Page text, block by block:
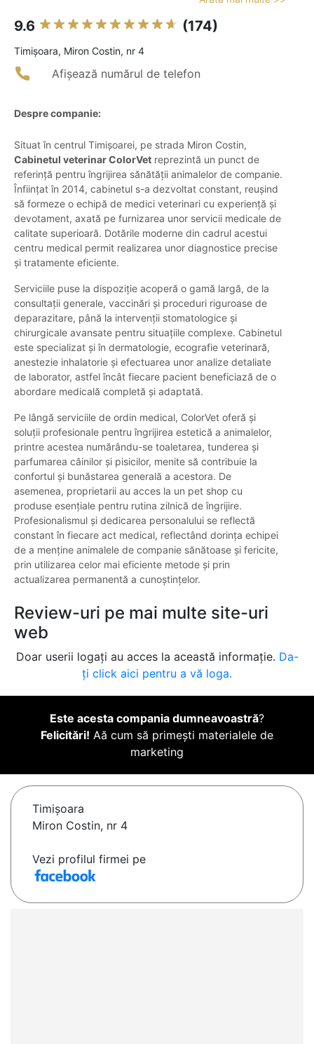
9.6 (174)
Timişoara, Miron Costin, nr 4
Afișează numărul de telefon
Despre companie:
Situat în centrul Timișoarei, pe strada Miron Costin,
Cabinetul veterinar ColorVet reprezintă un punct de
referință pentru îngrijirea sănătății animalelor de companie.
Înființat în 2014, cabinetul s-a dezvoltat constant, reușind
să formeze o echipă de medici veterinari cu experiență și
devotament, axată pe furnizarea unor servicii medicale de
calitate superioară. Dotările moderne din cadrul acestui
centru medical permit realizarea unor diagnostice precise
și tratamente eficiente.
Serviciile puse la dispoziție acoperă o gamă largă, de la
consultații generale, vaccinări și proceduri riguroase de
deparazitare, până la intervenții stomatologice și
chirurgicale avansate pentru situațiile complexe. Cabinetul
este specializat și în dermatologie, ecografie veterinară,
anestezie inhalatorie și efectuarea unor analize detaliate
de laborator, astfel încât fiecare pacient beneficiază de o
abordare medicală completă și adaptată.
Pe lângă serviciile de ordin medical, ColorVet oferă și
soluții profesionale pentru îngrijirea estetică a animalelor,
printre acestea numărându-se toaletarea, tunderea și
parfumarea câinilor și pisicilor, menite să contribuie la
confortul și bunăstarea generală a acestora. De
asemenea, proprietarii au acces la un pet shop cu
produse esențiale pentru rutina zilnică de îngrijire.
Profesionalismul și dedicarea personalului se reflectă
constant în fiecare act medical, reflectând dorința echipei
de a menține animalele de companie sănătoase și fericite,
prin utilizarea celor mai eficiente metode și prin
actualizarea permanentă a cunoștințelor.
Review-uri pe mai multe site-uri
web
Doar userii logați au acces la această informație. Da-
ți click aici pentru a vă loga.
Este acesta compania dumneavoastră?
Felicitări! Aă cum să primești materialele de
marketing
Timişoara
Miron Costin, nr 4
Vezi profilul firmei pe